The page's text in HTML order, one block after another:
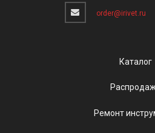
order@irivet.ru
Каталог
Ремонт